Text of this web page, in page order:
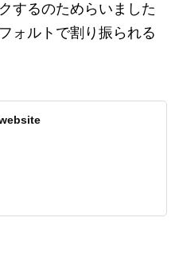
するのためらいました
ォルトで割り振られる